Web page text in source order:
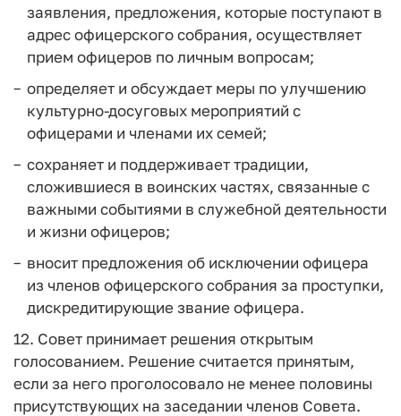
заявления, предложения, которые поступают в
адрес офицерского собрания, осуществляет
прием офицеров по личным вопросам;
определяет и обсуждает меры по улучшению
культурно-досуговых мероприятий с
офицерами и членами их семей;
сохраняет и поддерживает традиции,
сложившиеся в воинских частях, связанные с
важными событиями в служебной деятельности
и жизни офицеров;
вносит предложения об исключении офицера
из членов офицерского собрания за проступки,
дискредитирующие звание офицера.
12. Совет принимает решения открытым
голосованием. Решение считается принятым,
если за него проголосовало не менее половины
присутствующих на заседании членов Совета.